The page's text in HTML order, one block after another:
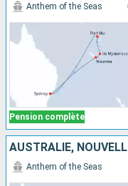
Pension complète
Anthem of the Seas
Anthem of the Seas